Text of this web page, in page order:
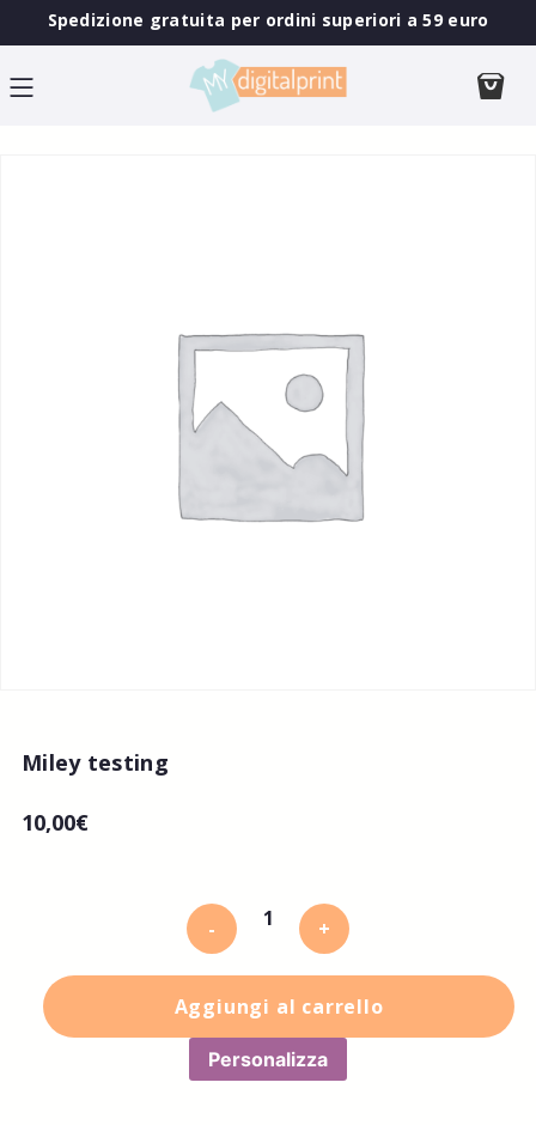
Spedizione gratuita per ordini superiori a 59 euro
Miley testing
10,00€
- +
Aggiungi al carrello
Personalizza